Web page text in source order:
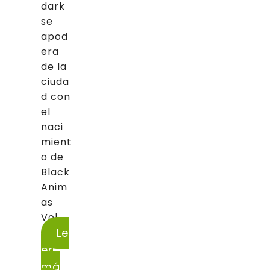
dark
se
apod
era
de la
ciuda
d con
el
naci
mient
o de
Black
Anim
as
Vol....
Le
er
má